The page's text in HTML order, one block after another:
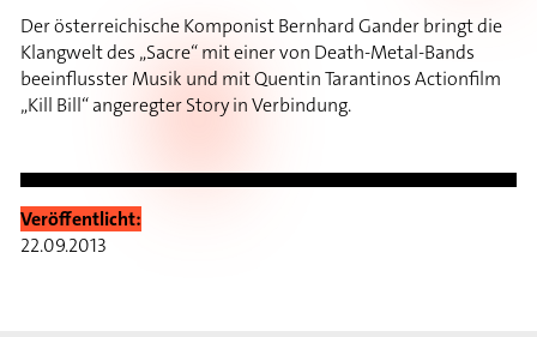
Veröffentlicht:
22.09.2013
Der österreichische Komponist Bernhard Gander bringt die
Klangwelt des „Sacre“ mit einer von Death-Metal-Bands
beeinflusster Musik und mit Quentin Tarantinos Actionfilm
„Kill Bill“ angeregter Story in Verbindung.